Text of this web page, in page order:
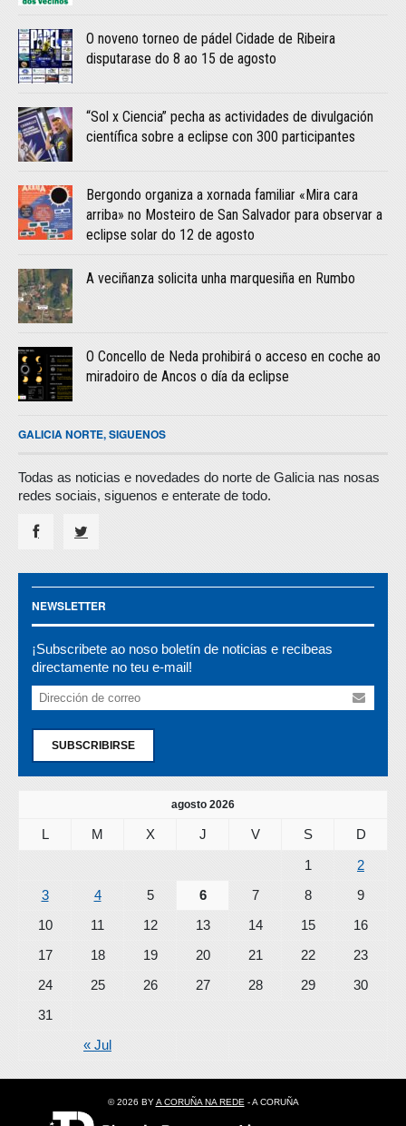
O noveno torneo de pádel Cidade de Ribeira
disputarase do 8 ao 15 de agosto
“Sol x Ciencia” pecha as actividades de divulgación
científica sobre a eclipse con 300 participantes
Bergondo organiza a xornada familiar «Mira cara
arriba» no Mosteiro de San Salvador para observar a
eclipse solar do 12 de agosto
A veciñanza solicita unha marquesiña en Rumbo
O Concello de Neda prohibirá o acceso en coche ao
miradoiro de Ancos o día da eclipse
GALICIA NORTE, SIGUENOS
Todas as noticias e novedades do norte de Galicia nas nosas
redes sociais, siguenos e enterate de todo.
NEWSLETTER
¡Subscribete ao noso boletín de noticias e recibeas
directamente no teu e-mail!
SUBSCRIBIRSE
agosto 2026
L M X J V S D
« Jul
1
2
3
4 5 6 7 8
9
10
11 12 13 14 15
16
17
18 19 20 21 22
23
24
25 26 27 28 29
30
31
© 2026 BYA CORUÑA NA REDE - A CORUÑA